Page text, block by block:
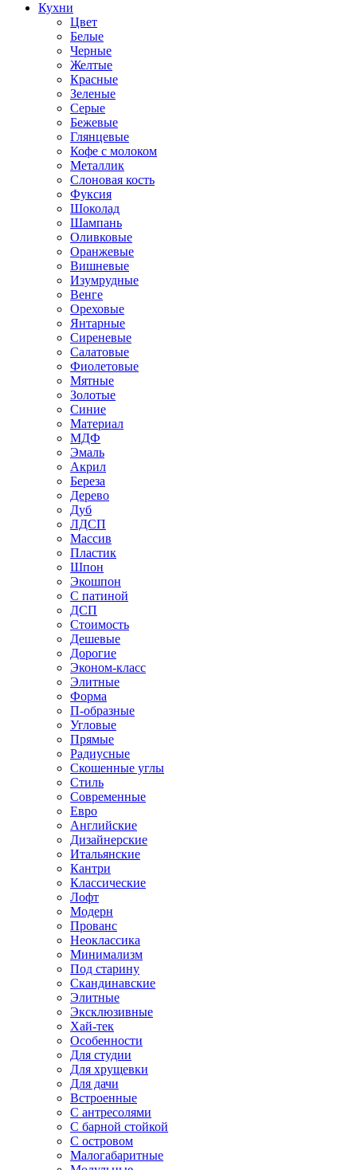
Кухни
Цвет
Белые
Черные
Желтые
Красные
Зеленые
Серые
Бежевые
Глянцевые
Кофе с молоком
Металлик
Слоновая кость
Фуксия
Шоколад
Шампань
Оливковые
Оранжевые
Вишневые
Изумрудные
Венге
Ореховые
Янтарные
Сиреневые
Салатовые
Фиолетовые
Мятные
Золотые
Синие
Материал
МДФ
Эмаль
Акрил
Береза
Дерево
Дуб
ЛДСП
Массив
Пластик
Шпон
Экошпон
С патиной
ДСП
Стоимость
Дешевые
Дорогие
Эконом-класс
Элитные
Форма
П-образные
Угловые
Прямые
Радиусные
Скошенные углы
Стиль
Современные
Евро
Английские
Дизайнерские
Итальянские
Кантри
Классические
Лофт
Модерн
Прованс
Неоклассика
Минимализм
Под старину
Скандинавские
Элитные
Эксклюзивные
Хай-тек
Особенности
Для студии
Для хрущевки
Для дачи
Встроенные
С антресолями
С барной стойкой
С островом
Малогабаритные